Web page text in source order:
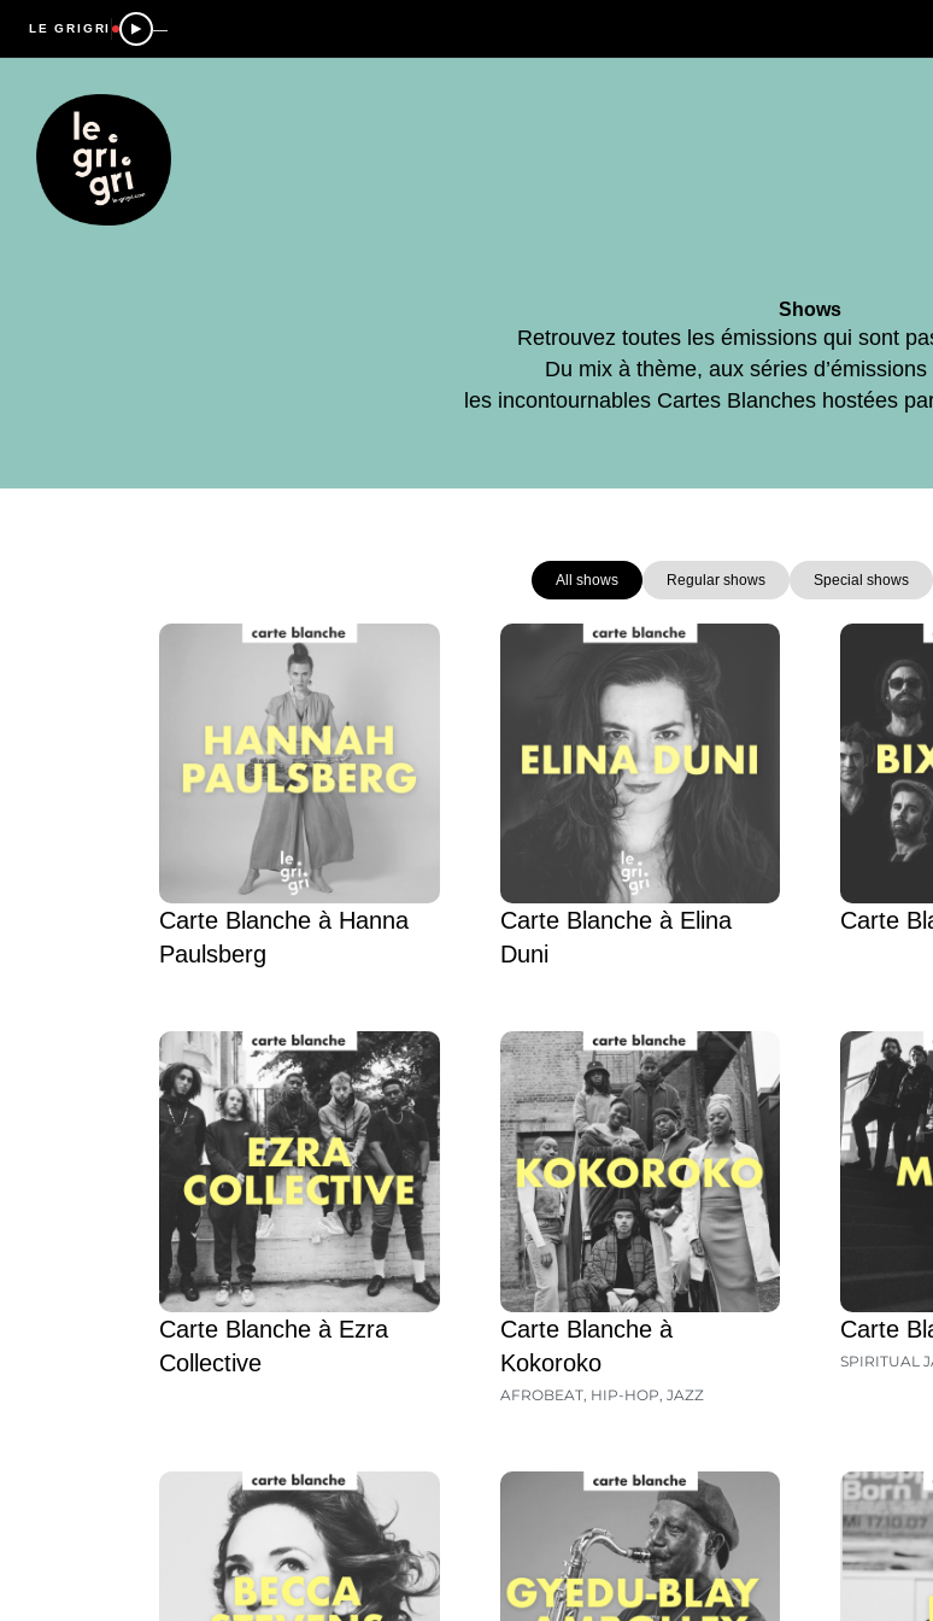
LE GRIGRI —
Shows
Retrouvez toutes les émissions qui sont
Du mix à thème, aux séries
les incontournables Cartes Blanches hostées
All shows Regular shows Special shows
Carte Blanche à Hanna
Paulsberg
Carte Blanche à Elina
Duni
Carte
Carte Blanche à Ezra
Collective
Carte Blanche à
Kokoroko
AFROBEAT, HIP-HOP JAZZ
Carte
SPIRITUAL
Page Page PagePage